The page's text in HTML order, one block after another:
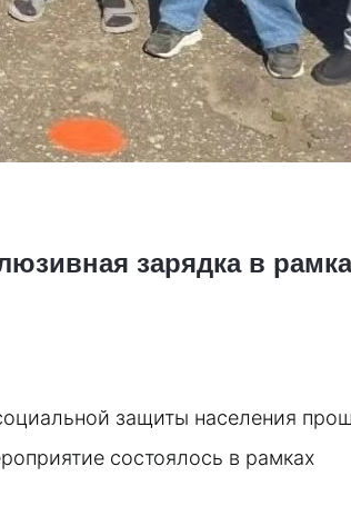
зарядка в
защиты населения
состоялось в рамках